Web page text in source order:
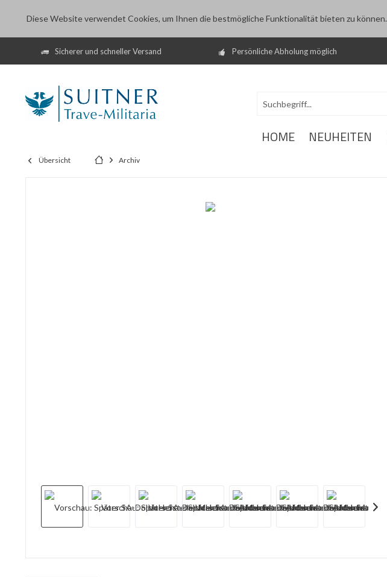
Diese Website verwendet Cookies, um Ihnen die bestmögliche Funktionalität bieten zu können.
Sicherer und schneller Versand Persönliche Abholung möglich
HOME NEUHEITEN
Übersicht Archiv